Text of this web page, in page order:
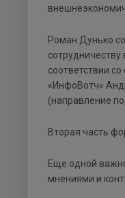
Роман Дунько
соответствии
«ИнфоВотч»
(направление
Вторая часть
Еще одной
мнениями и